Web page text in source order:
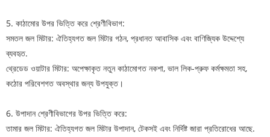
5. কাঠামোর উপর ভিত্তি করে শ্রেণীবিভাগ:
সমতল জল মিটার: ঐতিহ্যগত জল মিটার গঠন, প্রধানত আবাসিক এবং বাণিজ্যিক উদ্দেশ্যে
ব্যবহৃত.
থ্রেডেড ওয়াটার মিটার: অপেক্ষাকৃত নতুন কাঠামোগত নকশা, ভাল লিক-প্রুফ কর্মক্ষমতা সহ,
কঠোর পরিবেশগত অবস্থার জন্য উপযুক্ত।
6. উপাদান শ্রেণীবিভাগের উপর ভিত্তি করে:
তামার জল মিটার: ঐতিহ্যগত জল মিটার উপাদান, টেকসই এবং নির্দিষ্ট জারা প্রতিরোধের আছে.